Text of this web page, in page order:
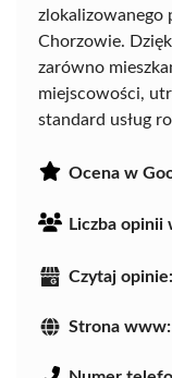
zlokalizowanego
Chorzowie.
zarówno
miejscowości,
standard usług
Ocena w
Liczba opinii
Czytaj opinie:
Strona www: